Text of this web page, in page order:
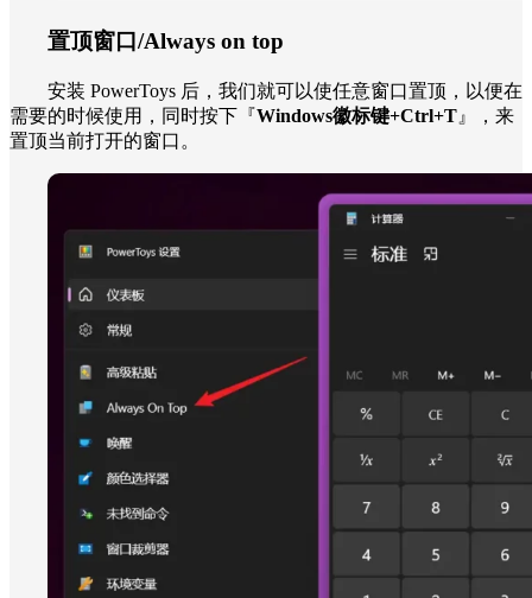
置顶窗口/Always on top
安装 PowerToys 后，我们就可以使任意窗口置顶，以便在
需要的时候使用，同时按下『Windows徽标键+Ctrl+T 』，来
置顶当前打开的窗口。